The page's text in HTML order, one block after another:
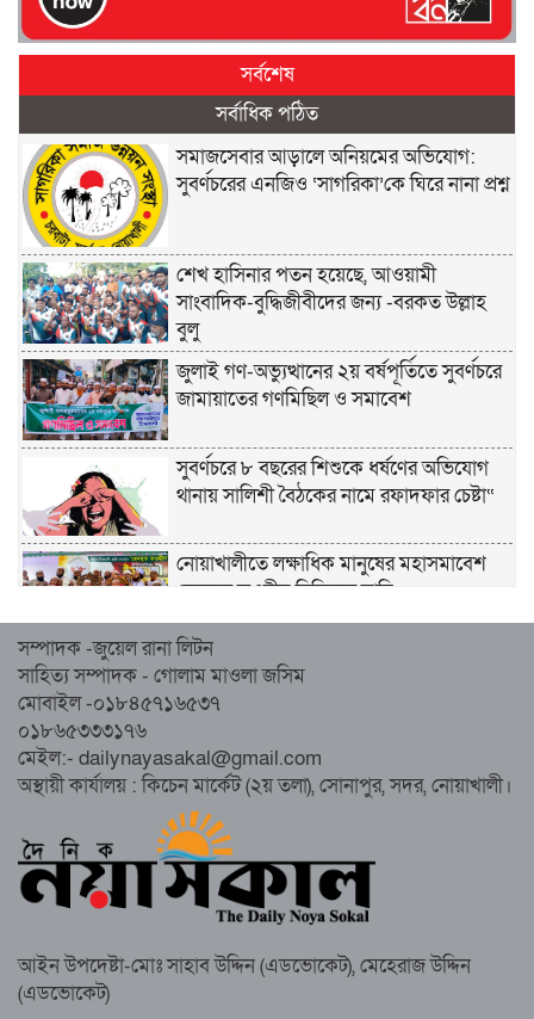
সর্বশেষ
সর্বাধিক পঠিত
সমাজসেবার আড়ালে অনিয়মের অভিযোগ:
সুবর্ণচরের এনজিও ‘সাগরিকা’কে ঘিরে নানা প্রশ্ন
শেখ হাসিনার পতন হয়েছে, আওয়ামী
সাংবাদিক-বুদ্ধিজীবীদের জন্য -বরকত উল্লাহ
বুলু
জুলাই গণ-অভ্যুত্থানের ২য় বর্ষপূর্তিতে সুবর্ণচরে
জামায়াতের গণমিছিল ও সমাবেশ
সুবর্ণচরে ৮ বছরের শিশুকে ধর্ষণের অভিযোগ
থানায় সালিশী বৈঠকের নামে রফাদফার চেষ্টা“
নোয়াখালীতে লক্ষাধিক মানুষের মহাসমাবেশ
হেজবুত তওহীদ নিষিদ্ধের দাবি
নোয়াখালীতে ইসলামী মহাসমাবেশের প্রস্তুতি
সম্পন্ন, অংশ নেবেন লক্ষাধিক মানুষ
নোয়াখালীতে ইসলামী ছাত্রশিবিরের ‘অদম্য
জুলাই’ মিছিল
সুবর্ণচরে মায়ের অভিযোগে সাবেক ভাইস
চেয়ারম্যান গ্রেপ্তার
সম্পাদক -জুয়েল রানা লিটন
সাহিত্য সম্পাদক - গোলাম মাওলা জসিম
মোবাইল -০১৮৪৫৭১৬৫৩৭
০১৮৬৫৩৩৩১৭৬
মেইল:- dailynayasakal@gmail.com
অস্থায়ী কার্যালয় : কিচেন মার্কেট (২য় তলা), সোনাপুর, সদর, নোয়াখালী।
আইন উপদেষ্টা-মোঃ সাহাব উদ্দিন (এডভোকেট), মেহেরাজ উদ্দিন
(এডভোকেট)